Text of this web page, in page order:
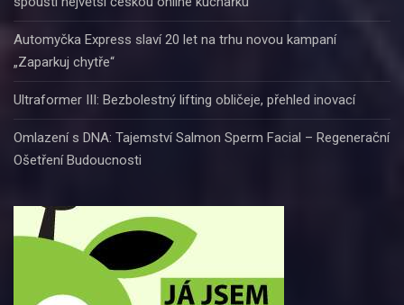
Automyčka Express slaví 20 let na trhu novou kampaní
„Zaparkuj chytře“
Ultraformer III: Bezbolestný lifting obličeje, přehled inovací
Omlazení s DNA: Tajemství Salmon Sperm Facial – Regenerační
Ošetření Budoucnosti